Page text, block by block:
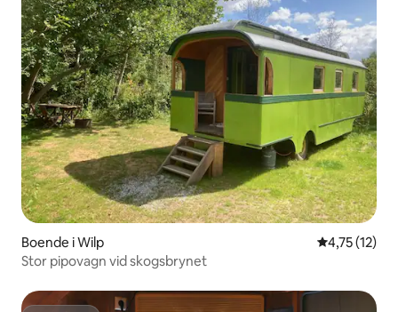
Boende i Wilp 4,75 av 5 i
4,75 (12)
Stor pipovagn vid skogsbrynet